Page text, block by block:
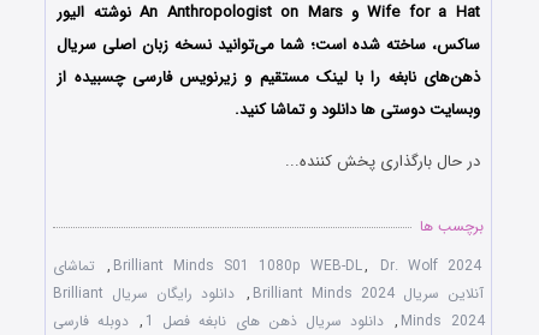
Wife for a Hat و An Anthropologist on Mars نوشته الیور
ساکس، ساخته شده است؛ شما می‌توانید نسخه زبان اصلی سریال
ذهن‌های نابغه را با لینک مستقیم و زیرنویس فارسی چسبیده از
وبسایت دوستی ها دانلود و تماشا کنید.
در حال بارگذاری پخش کننده...
برچسب ها
Brilliant Minds S01 1080p WEB-DL, Dr. Wolf 2024
, تماشای
آنلاین سریال Brilliant Minds 2024
,
دانلود رایگان سریال Brilliant
Minds 2024
, دانلود سریال ذهن های نابغه فصل 1 , دوبله فارسی